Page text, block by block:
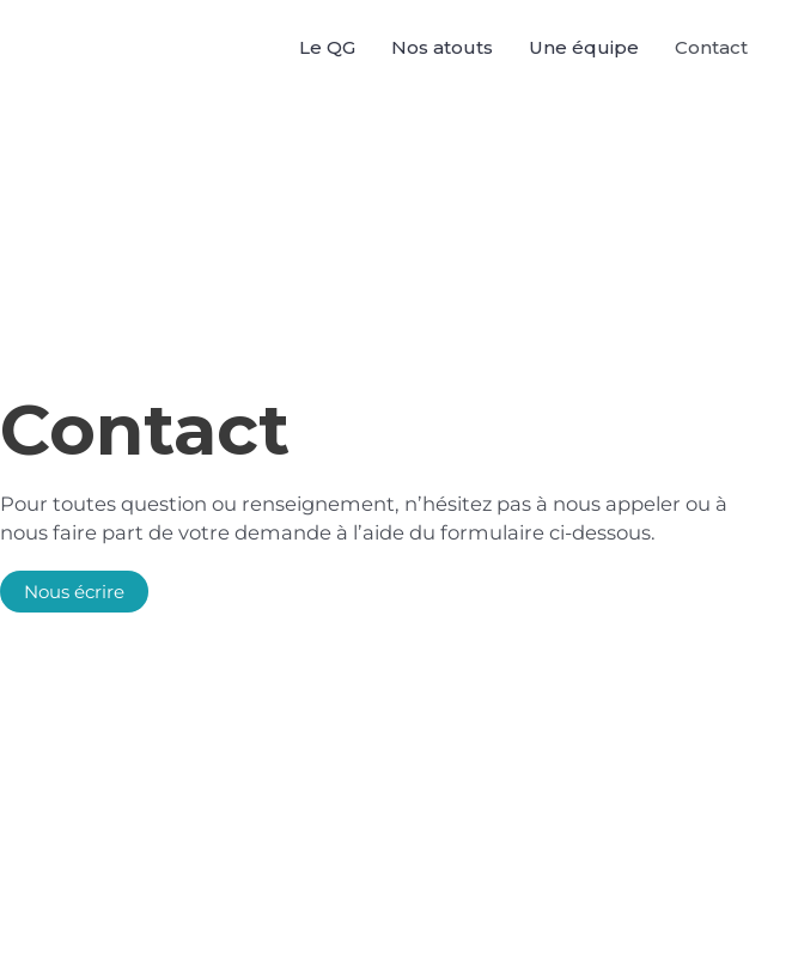
Le QG Nos atouts Une équipe Contact
Contact
Pour toutes question ou renseignement, n’hésitez pas à nous appeler ou à
nous faire part de votre demande à l’aide du formulaire ci-dessous.
Nous écrire